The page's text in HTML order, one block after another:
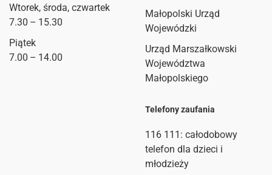
Wtorek, środa, czwartek
7.30 – 15.30
Piątek
7.00 – 14.00
Małopolski Urząd
Wojewódzki
Urząd Marszałkowski
Województwa
Małopolskiego
Telefony zaufania
116 111 : całodobowy
telefon dla dzieci i
młodzieży